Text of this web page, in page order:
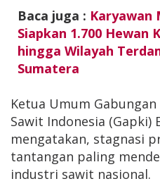
Baca juga : Karyawan
Siapkan 1.700 Hewan
hingga Wilayah
Sumatera
Ketua Umum Gabungan
Sawit Indonesia (Gapki)
mengatakan, stagnasi
tantangan paling
industri sawit nasional.